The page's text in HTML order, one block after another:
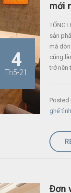
4
Th5-21
mới
TỔNG
sản
mà
cũng
trở nên
Posted
ghế
Đơn